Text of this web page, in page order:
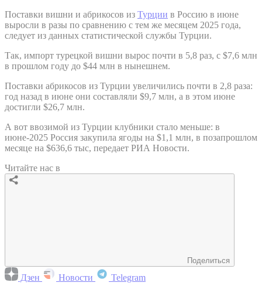
Поставки вишни и абрикосов из Турции в Россию в июне
выросли в разы по сравнению с тем же месяцем 2025 года,
следует из данных статистической службы Турции.
Так, импорт турецкой вишни вырос почти в 5,8 раз, с $7,6 млн
в прошлом году до $44 млн в нынешнем.
Поставки абрикосов из Турции увеличились почти в 2,8 раза:
год назад в июне они составляли $9,7 млн, а в этом июне
достигли $26,7 млн.
А вот ввозимой из Турции клубники стало меньше: в
июне-2025 Россия закупила ягоды на $1,1 млн, в позапрошлом
месяце на $636,6 тыс, передает РИА Новости.
Читайте нас в
Поделиться
Дзен Новости Telegram